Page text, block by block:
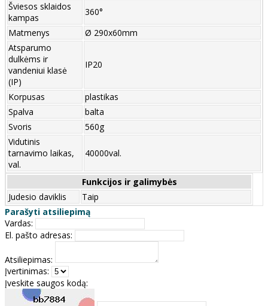
Šviesos sklaidos
kampas
360°
Matmenys
Ø 290x60mm
Atsparumo
dulkėms ir
vandeniui klasė
(IP)
IP20
Korpusas
plastikas
Spalva
balta
Svoris
560g
Vidutinis
tarnavimo laikas,
val.
40000val.
Funkcijos ir galimybės
Judesio daviklis
Taip
Parašyti atsiliepimą
Vardas:
El. pašto adresas:
Atsiliepimas:
Įvertinimas:
Įveskite saugos kodą: